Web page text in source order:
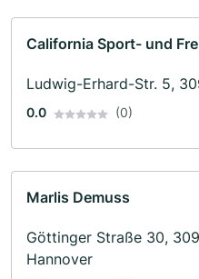
California Sport- und
Ludwig-Erhard-Str. 5,
0.0 (0)
Marlis Demuss
Göttinger Straße 30,
Hannover